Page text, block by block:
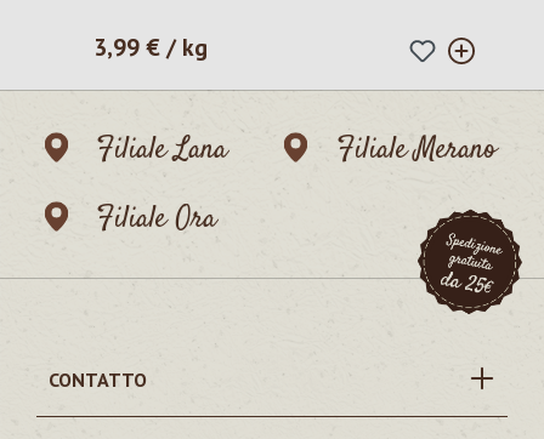
Prezzo normale:
3,99 € / kg
Filiale Lana
Filiale Merano
Filiale Ora
CONTATTO